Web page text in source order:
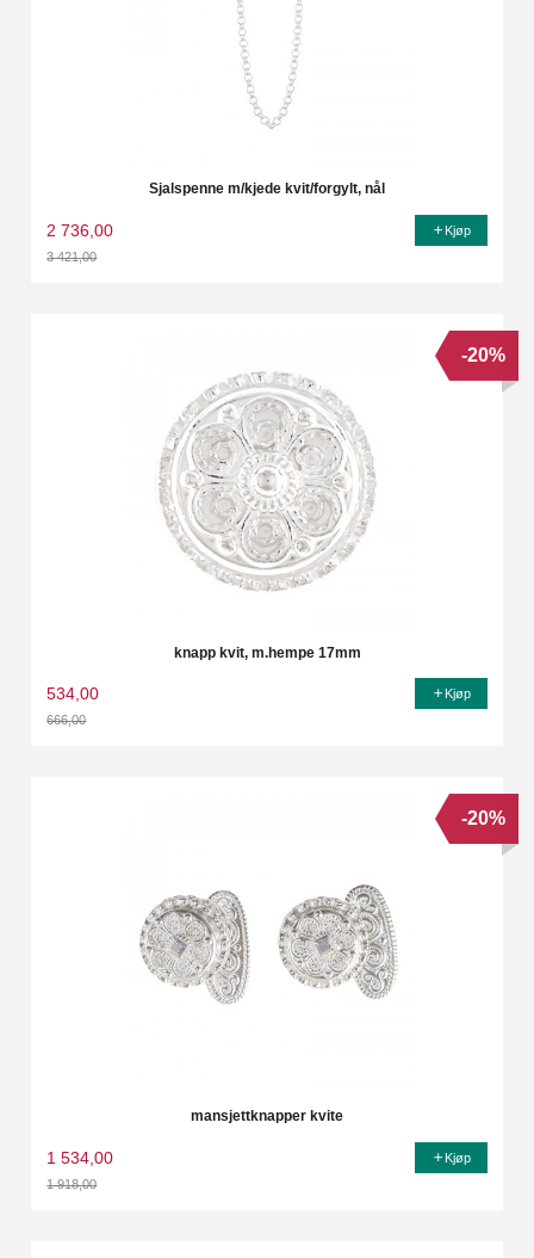
Sjalspenne m/kjede kvit/forgylt, nål
2 736,00
3 421,00
Kjøp
knapp kvit, m.hempe 17mm
534,00
666,00
-20%
Kjøp
mansjettknapper kvite
1 534,00
1 918,00
-20%
Kjøp